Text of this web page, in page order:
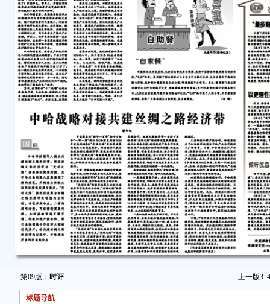
第09版： 时评 上一版3 4
标题导航